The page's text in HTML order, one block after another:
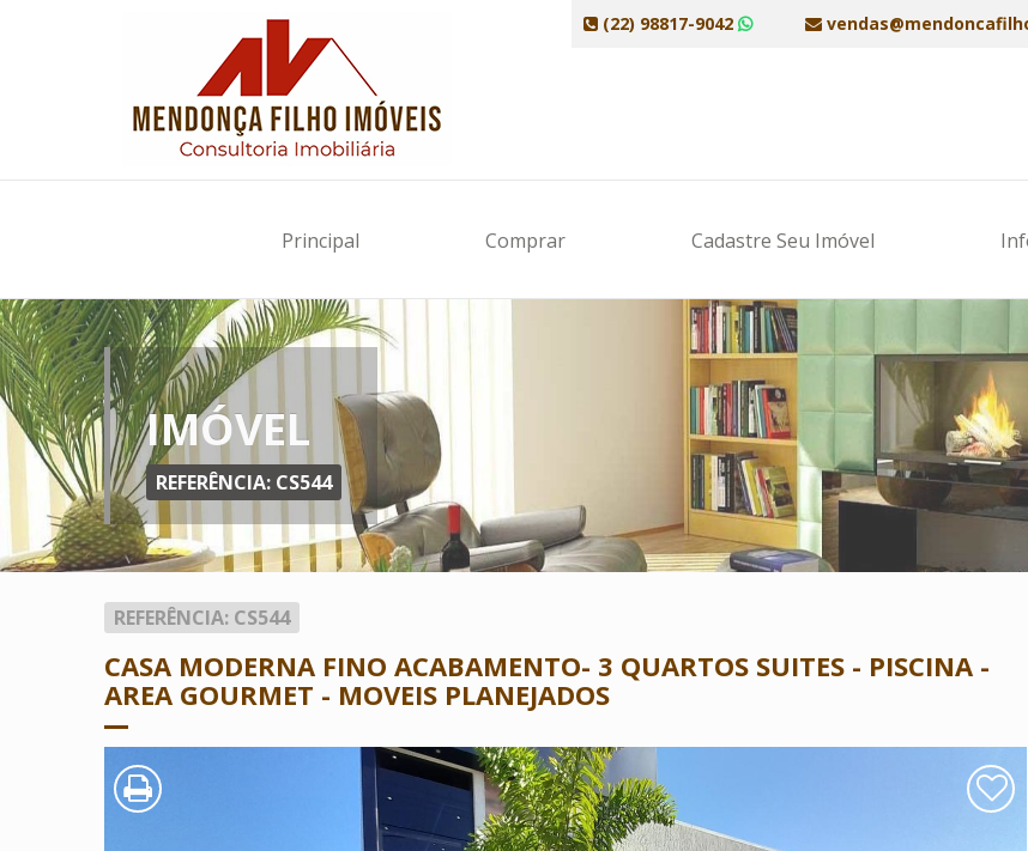
(22) 98817-9042
Principal Comprar Cadastre Seu Imóvel
IMÓVEL
REFERÊNCIA: CS544
REFERÊNCIA: CS544
CASA MODERNA FINO ACABAMENTO- 3 QUARTOS SUITES - PISCINA -
AREA GOURMET - MOVEIS PLANEJADOS